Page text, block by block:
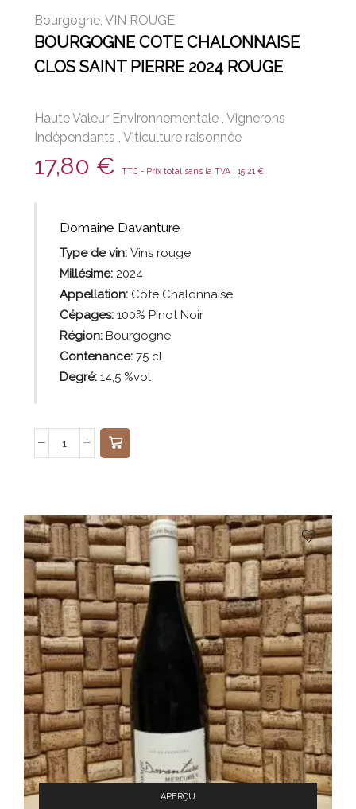
Bourgogne, VIN ROUGE
BOURGOGNE COTE CHALONNAISE
CLOS SAINT PIERRE 2024 ROUGE
Haute Valeur Environnementale , Vignerons
Indépendants , Viticulture raisonnée
17,80 € TTC - Prix total sans la TVA : 15,21 €
Domaine Davanture
Type de vin: Vins rouge
Millésime:2024
Appellation:Côte Chalonnaise
Cépages:100% Pinot Noir
Région: Bourgogne
Contenance:75cl
Degré:14,5 %vol
APERÇU